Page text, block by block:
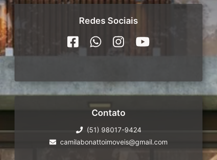
Redes Sociais
Contato
(51) 98017-9424
camilabonattoimoveis@gmail.com